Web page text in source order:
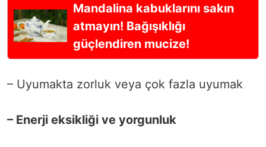
Mandalina kabuklarını sakın
atmayın! Bağışıklığı
güçlendiren mucize!
– Uyumakta zorluk veya çok fazla uyumak
– Enerji eksikliği ve yorgunluk